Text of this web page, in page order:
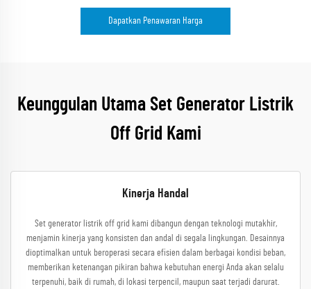
Dapatkan Penawaran Harga
Keunggulan Utama Set Generator Listrik
Off Grid Kami
Kinerja Handal
Set generator listrik off grid kami dibangun dengan teknologi mutakhir,
menjamin kinerja yang konsisten dan andal di segala lingkungan. Desainnya
dioptimalkan untuk beroperasi secara efisien dalam berbagai kondisi beban,
memberikan ketenangan pikiran bahwa kebutuhan energi Anda akan selalu
terpenuhi, baik di rumah, di lokasi terpencil, maupun saat terjadi darurat.